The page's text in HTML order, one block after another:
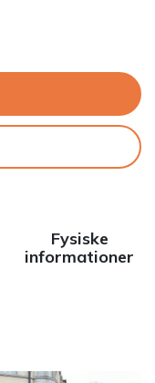
Fysiske
informationer